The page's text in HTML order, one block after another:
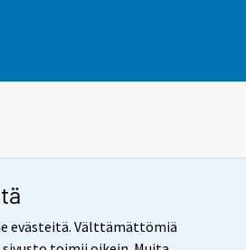
evästeitä. Välttämättömiä